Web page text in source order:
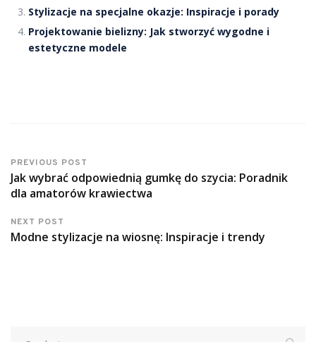
Stylizacje na specjalne okazje: Inspiracje i porady
Projektowanie bielizny: Jak stworzyć wygodne i
estetyczne modele
PREVIOUS POST
Jak wybrać odpowiednią gumkę do szycia: Poradnik
dla amatorów krawiectwa
NEXT POST
Modne stylizacje na wiosnę: Inspiracje i trendy